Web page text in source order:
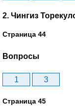
2. Чингиз
Страница 44
Вопросы
1 3
Страница 45